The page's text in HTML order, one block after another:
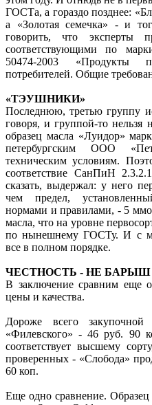
ГОСТа, а гораздо позднее:
а «Золотая семечка» - и
говорить, что эксперты
соответствующими по
50474-2003 «Продукты
потребителей. Общие
«ТЭУШНИКИ»
Последнюю, третью группу
говоря, и группой-то нельзя
образец масла «Луидор»
петербургским ООО
техническим условиям.
соответствие СанПиН
сказать, выдержал: у него
чем предел,
нормами и правилами, - 5
масла, что на уровне
по нынешнему ГОСТу. И с
все в полном порядке.
ЧЕСТНОСТЬ - НЕ БАРЫШ
В заключение сравним еще
цены и качества.
Дороже всего закупочной
«Филевского» - 46 руб. 90
соответствует высшему
проверенных - «Слобода»
60 коп.
Еще одно сравнение.